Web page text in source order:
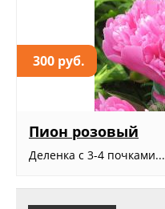
300 руб.
Пион розовый
Деленка с 3-4 почками...